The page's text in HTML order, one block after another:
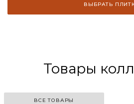
ВЫБРАТЬ
Товары
ВСЕ ТОВАРЫ